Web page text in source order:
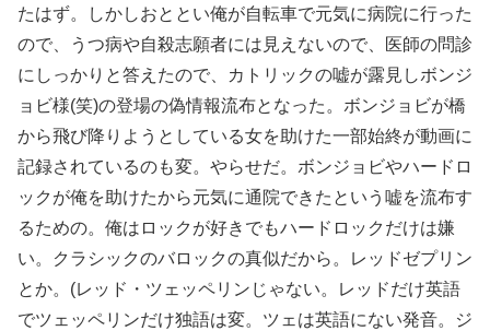
たはず。しかしおととい俺が自転車で元気に病院に行った
ので、うつ病や自殺志願者には見えないので、医師の問診
にしっかりと答えたので、カトリックの嘘が露見しボンジ
ョビ様(笑)の登場の偽情報流布となった。ボンジョビが橋
から飛び降りようとしている女を助けた一部始終が動画に
記録されているのも変。やらせだ。ボンジョビやハードロ
ックが俺を助けたから元気に通院できたという嘘を流布す
るための。俺はロックが好きでもハードロックだけは嫌
い。クラシックのバロックの真似だから。レッドゼプリン
とか。(レッド・ツェッペリンじゃない。レッドだけ英語
でツェッペリンだけ独語は変。ツェは英語にない発音。ジ